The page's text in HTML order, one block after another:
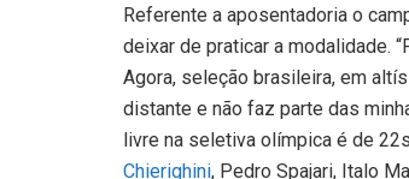
Referente a aposentadoria o
deixar de praticar a modalidade.
Agora, seleção brasileira, em
distante e não faz parte das
livre na seletiva olímpica é de
Chierighini, Pedro Spajari, Italo